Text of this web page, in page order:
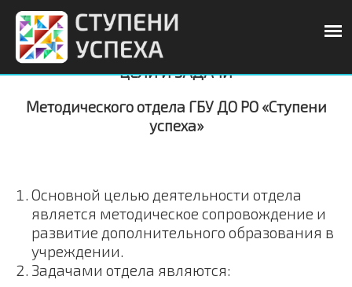
ЦЕЛИ И ЗАДАЧИ
Методического отдела ГБУ ДО РО «Ступени
успеха»
Основной целью деятельности отдела
является методическое сопровождение и
развитие дополнительного образования в
учреждении.
Задачами отдела являются: